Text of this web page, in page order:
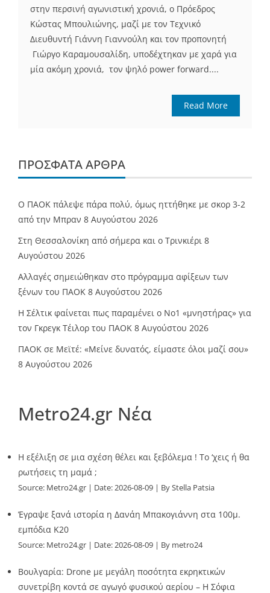
στην περσινή αγωνιστική χρονιά, ο Πρόεδρος
Κώστας Μπουλιώνης, μαζί με τον Τεχνικό
Διευθυντή Γιάννη Γιαννούλη και τον προπονητή
Γιώργο Καραμουσαλίδη, υποδέχτηκαν με χαρά για
μία ακόμη χρονιά, τον ψηλό power forward....
Read More
ΠΡΌΣΦΑΤΑ ΆΡΘΡΑ
Ο ΠΑΟΚ πάλεψε πάρα πολύ, όμως ηττήθηκε με σκορ 3-2
από την Μπραν 8 Αυγούστου 2026
Στη Θεσσαλονίκη από σήμερα και ο Τρινκιέρι 8
Αυγούστου 2026
Αλλαγές σημειώθηκαν στο πρόγραμμα αφίξεων των
ξένων του ΠΑΟΚ 8 Αυγούστου 2026
Η Σέλτικ φαίνεται πως παραμένει ο Νο1 «μνηστήρας» για
τον Γκρεγκ Τέιλορ του ΠΑΟΚ 8 Αυγούστου 2026
ΠΑΟΚ σε Μεϊτέ: «Μείνε δυνατός, είμαστε όλοι μαζί σου»
8 Αυγούστου 2026
Metro24.gr Νέα
Η εξέλιξη σε μια σχέση θέλει και ξεβόλεμα ! Το ‘χεις ή θα
ρωτήσεις τη μαμά ;
Source: Metro24.gr Date: 2026-08-09 By Stella Patsia
Έγραψε ξανά ιστορία η Δανάη Μπακογιάννη στα 100μ.
εμπόδια Κ20
Source: Metro24.gr Date: 2026-08-09 By metro24
Βουλγαρία: Drone με μεγάλη ποσότητα εκρηκτικών
συνετρίβη κοντά σε αγωγό φυσικού αερίου – Η Σόφια